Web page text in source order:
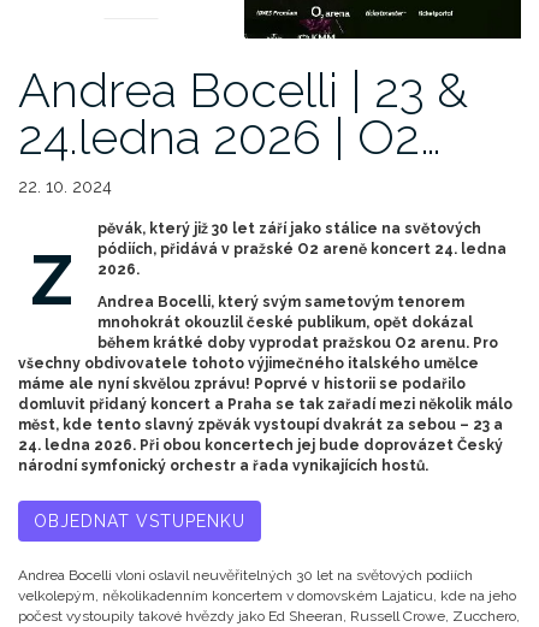
Andrea Bocelli | 23 &
24.ledna 2026 | O2…
22. 10. 2024
Z
pěvák, který již 30 let září jako stálice na světových
pódiích, přidává v pražské O2 areně koncert 24. ledna
2026.
Andrea Bocelli, který svým sametovým tenorem
mnohokrát okouzlil české publikum, opět dokázal
během krátké doby vyprodat pražskou O2 arenu. Pro
všechny obdivovatele tohoto výjimečného italského umělce
máme ale nyní skvělou zprávu! Poprvé v historii se podařilo
domluvit přidaný koncert a Praha se tak zařadí mezi několik málo
měst, kde tento slavný zpěvák vystoupí dvakrát za sebou – 23 a
24. ledna 2026. Při obou koncertech jej bude doprovázet Český
národní symfonický orchestr a řada vynikajících hostů.
OBJEDNAT VSTUPENKU
Andrea Bocelli vloni oslavil neuvěřitelných 30 let na světových podiích
velkolepým, několikadenním koncertem v domovském Lajaticu, kde na jeho
počest vystoupily takové hvězdy jako Ed Sheeran, Russell Crowe, Zucchero,